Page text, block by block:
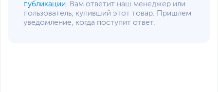
публикации. Вам ответит наш менеджер или
пользователь, купивший этот товар. Пришлем
уведомление, когда поступит ответ.